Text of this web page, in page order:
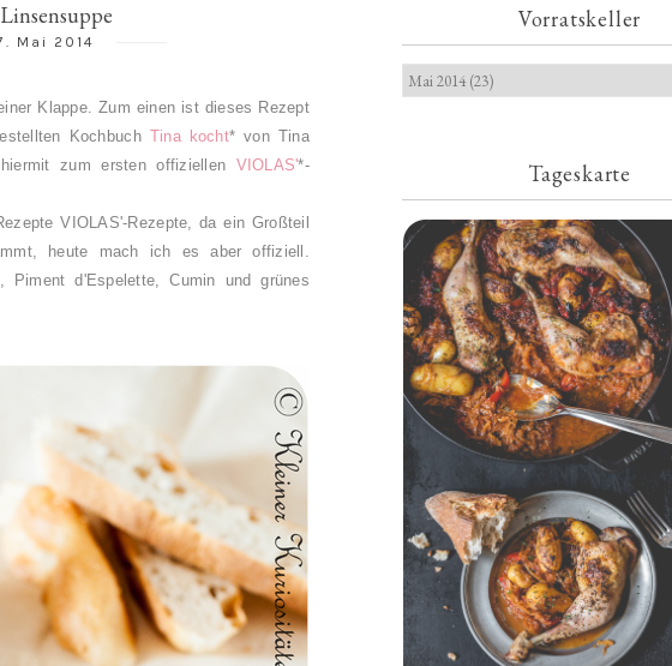
Mai 2014
Klappe. Zum einen ist dieses Rezept
Kochbuch Tina kocht* von Tina
zum ersten offiziellen VIOLAS'*-
VIOLAS'-Rezepte, da ein Großteil
heute mach ich es aber offiziell.
Piment d'Espelette, Cumin undgrünes
Vorratskeller
Tageskarte
Geschmorte Hähnchenschenkel
Paprikakraut und kleinen